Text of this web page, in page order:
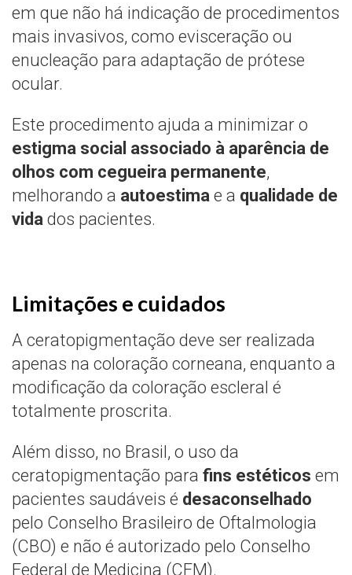
em que não há indicação de procedimentos
mais invasivos, como evisceração ou
enucleação para adaptação de prótese
ocular.
Este procedimento ajuda a minimizar o
estigma social associado à aparência de
olhos com cegueira permanente,
melhorando a autoestima e a qualidade de
vida dos pacientes.
Limitações e cuidados
A ceratopigmentação deve ser realizada
apenas na coloração corneana, enquanto a
modificação da coloração escleral é
totalmente proscrita.
Além disso, no Brasil, o uso da
ceratopigmentação para fins estéticos em
pacientes saudáveis é desaconselhado
pelo Conselho Brasileiro de Oftalmologia
(CBO) e não é autorizado pelo Conselho
Federal de Medicina (CFM).